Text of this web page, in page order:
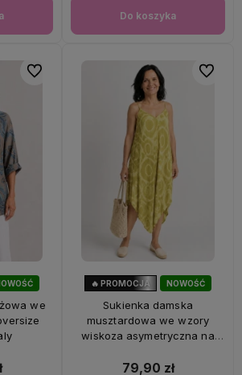
Do koszyka
we
Do ulubionych
NOWOŚĆ
🔥 PROMOCJA
Sukienka damska
musztardowa we wzory
wiskoza asymetryczna na
79,90 zł
Do